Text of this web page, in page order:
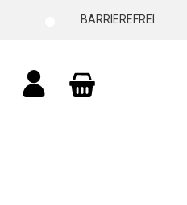
BARRIEREFREI